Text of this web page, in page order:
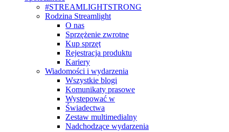
#STREAMLIGHTSTRONG
Rodzina Streamlight
O nas
Sprzężenie zwrotne
Kup sprzęt
Rejestracja produktu
Kariery
Wiadomości i wydarzenia
Wszystkie blogi
Komunikaty prasowe
Wystepować w
Świadectwa
Zestaw multimedialny
Nadchodzące wydarzenia